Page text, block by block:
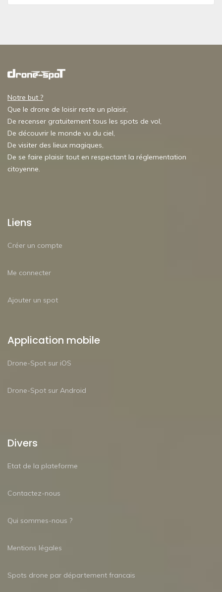
Notre but ?
Que le drone de loisir reste un plaisir,
De recenser gratuitement tous les spots de vol,
De découvrir le monde vu du ciel,
De visiter des lieux magiques,
De se faire plaisir tout en respectant la réglementation
citoyenne.
Liens
Créer un compte
Me connecter
Ajouter un spot
Application mobile
Drone-Spot sur iOS
Drone-Spot sur Android
Divers
Etat de la plateforme
Contactez-nous
Qui sommes-nous ?
Mentions légales
Spots drone par département francais